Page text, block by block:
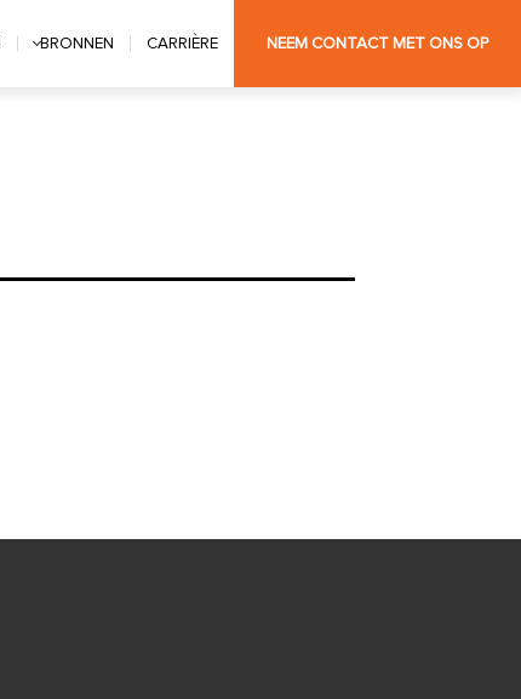
BRONNEN CARRIÈRE NEEM CONTACT MET ONS OP